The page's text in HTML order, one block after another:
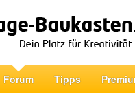
Forum Tipps